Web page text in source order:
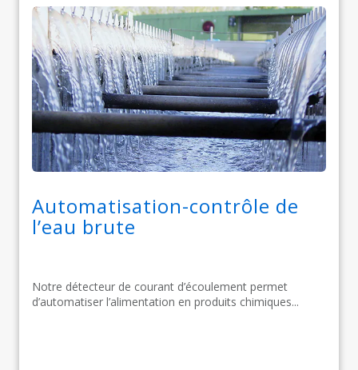
Automatisation-contrôle de
l’eau brute
Notre détecteur de courant d’écoulement permet
d’automatiser l’alimentation en produits chimiques...